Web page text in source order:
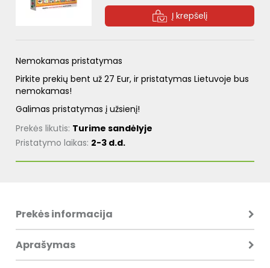
Į krepšelį
Nemokamas pristatymas
Pirkite prekių bent už 27 Eur, ir pristatymas Lietuvoje bus
nemokamas!
Galimas pristatymas į užsienį!
Prekės likutis: Turime sandėlyje
Pristatymo laikas: 2-3 d.d.
Prekės informacija
Aprašymas